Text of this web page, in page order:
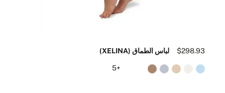
$298.93 لباس الطماق (XELINA)
+5